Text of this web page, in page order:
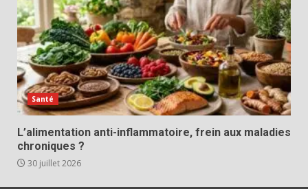
Santé
L’alimentation anti-inflammatoire, frein aux maladies
chroniques ?
30 juillet 2026